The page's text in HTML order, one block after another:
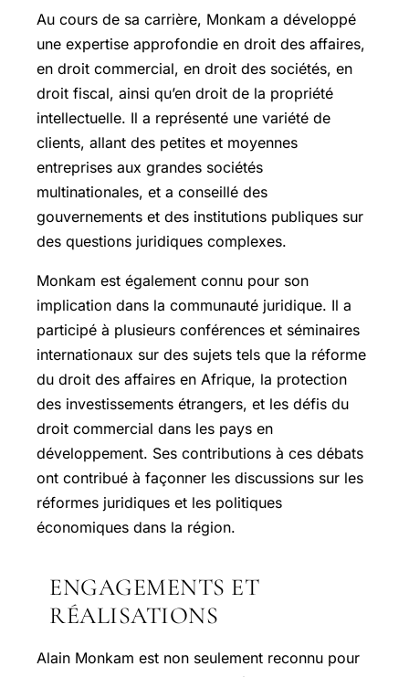
Au cours de sa carrière, Monkam a développé
une expertise approfondie en droit des affaires,
en droit commercial, en droit des sociétés, en
droit fiscal, ainsi qu’en droit de la propriété
intellectuelle. Il a représenté une variété de
clients, allant des petites et moyennes
entreprises aux grandes sociétés
multinationales, et a conseillé des
gouvernements et des institutions publiques sur
des questions juridiques complexes.
Monkam est également connu pour son
implication dans la communauté juridique. Il a
participé à plusieurs conférences et séminaires
internationaux sur des sujets tels que la réforme
du droit des affaires en Afrique, la protection
des investissements étrangers, et les défis du
droit commercial dans les pays en
développement. Ses contributions à ces débats
ont contribué à façonner les discussions sur les
réformes juridiques et les politiques
économiques dans la région.
ENGAGEMENTS ET
RÉALISATIONS
Alain Monkam est non seulement reconnu pour